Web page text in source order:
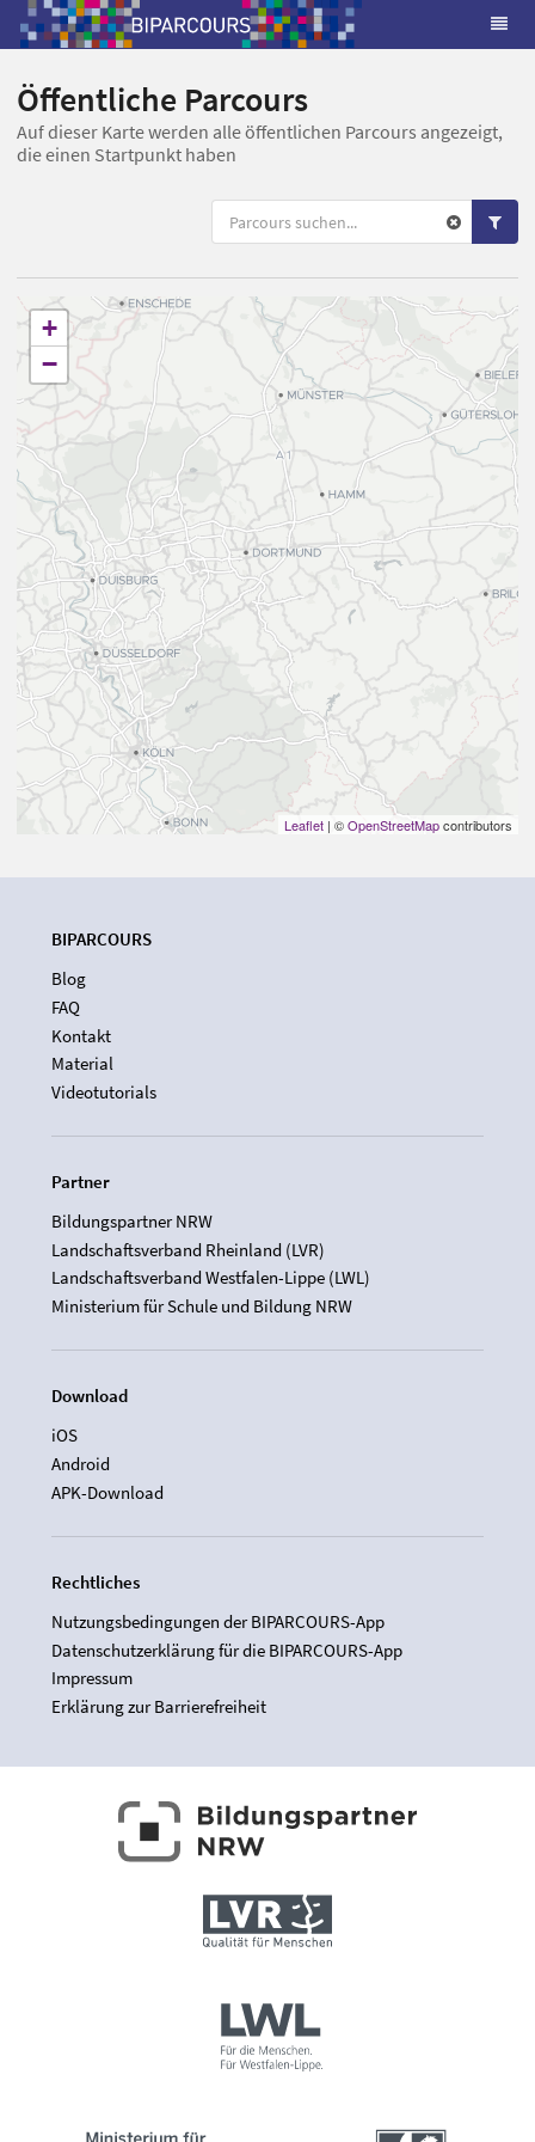
Öffentliche Parcours
Auf dieser Karte werden alle öffentlichen Parcours angezeigt,
die einen Startpunkt haben
+
−
Leaflet | ©OpenStreetMapcontributors
BIPARCOURS
Blog
FAQ
Kontakt
Material
Videotutorials
Partner
Bildungspartner NRW
Landschaftsverband Rheinland (LVR)
Landschaftsverband Westfalen-Lippe (LWL)
Ministerium für Schule und Bildung NRW
Download
iOS
Android
APK-Download
Rechtliches
Nutzungsbedingungen der BIPARCOURS-App
Datenschutzerklärung für die BIPARCOURS-App
Impressum
Erklärung zur Barrierefreiheit